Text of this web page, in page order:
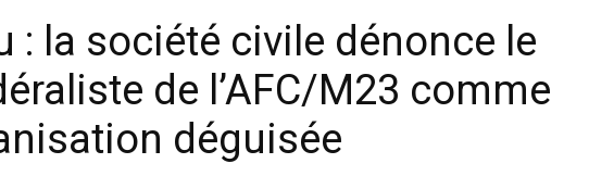
: la société civile dénonce le
de l’AFC/M23 comme
déguisée